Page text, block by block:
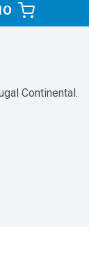
Continental.